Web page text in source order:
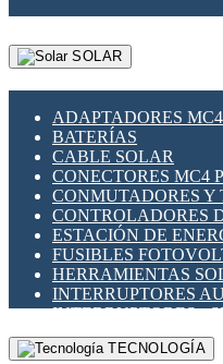
SOLAR
ADAPTADORES
BATERÍAS
CABLE SOLAR
CONECTORES MC4
CONMUTADORES Y
CONTROLADORES
ESTACIÓN DE
FUSIBLES
HERRAMIENTAS
INTERRUPTORES
INTERRUPTORES -
MONTAJE PANEL
PORTA FUSIBLES Y
TECNOLOGÍA